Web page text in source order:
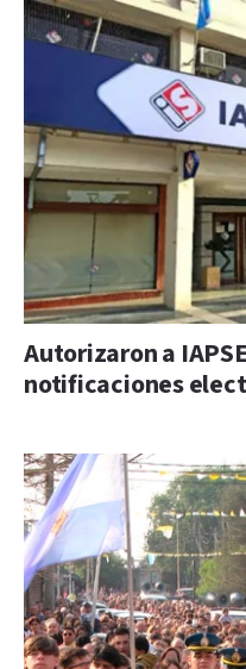
Autorizaron a
notificaciones